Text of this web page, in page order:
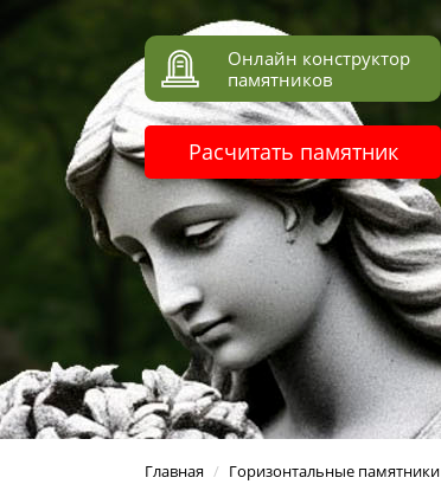
Онлайн конструктор
памятников
Расчитать памятник
Главная / Горизонтальные памятники